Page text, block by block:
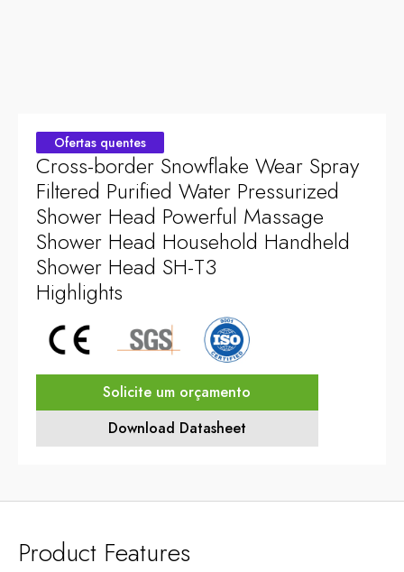
Ofertas quentes
Cross-border Snowflake Wear Spray
Filtered Purified Water Pressurized
Shower Head Powerful Massage
Shower Head Household Handheld
Shower Head SH-T3
Highlights
Solicite um orçamento
Download Datasheet
Product Features